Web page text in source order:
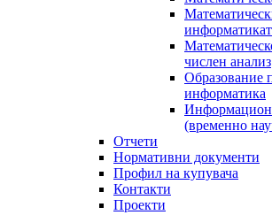
числен анализ
Образование
информатика
(временно
Отчети
Нормативни документи
Профил на купувача
Контакти
Проекти